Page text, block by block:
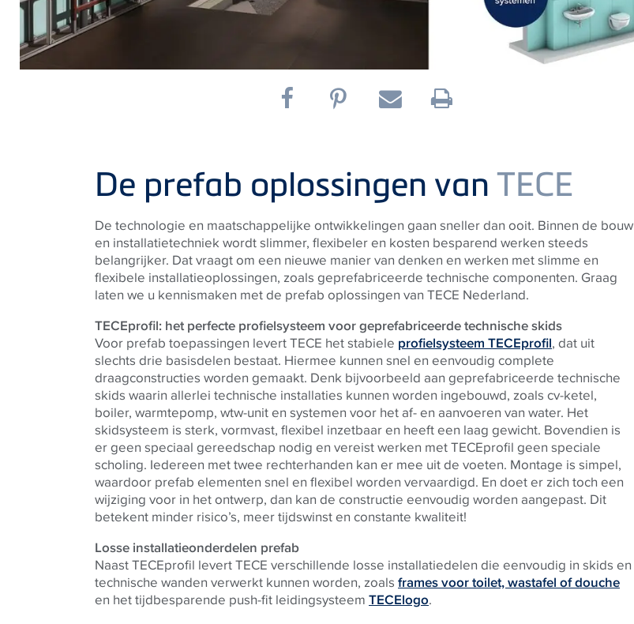
De prefab oplossingen vanTECE
De technologie en maatschappelijke ontwikkelingen gaan sneller dan ooit. Binnen de bouw
en installatietechniek wordt slimmer, flexibeler en kosten besparend werken steeds
belangrijker. Dat vraagt om een nieuwe manier van denken en werken met slimme en
flexibele installatieoplossingen, zoals geprefabriceerde technische componenten. Graag
laten we u kennismaken met de prefab oplossingen van TECE Nederland.
TECEprofil: het perfecte profielsysteem voor geprefabriceerde technische skids
Voor prefab toepassingen levertTECE het stabiele profielsysteem TECEprofil, dat uit
slechts drie basisdelen bestaat. Hiermee kunnen snel en eenvoudig complete
draagconstructies worden gemaakt. Denk bijvoorbeeld aan geprefabriceerde technische
skids waarin allerlei technische installaties kunnen worden ingebouwd, zoals cv-ketel,
boiler, warmtepomp, wtw-unit en systemen voor het af- en aanvoeren van water. Het
skidsysteem is sterk, vormvast, flexibel inzetbaar en heeft een laag gewicht. Bovendien is
er geen speciaal gereedschap nodig en vereist werken metTECEprofil geen speciale
scholing. Iedereen met twee rechterhanden kan er mee uit de voeten. Montage is simpel,
waardoor prefab elementen snel en flexibel worden vervaardigd. En doet er zich toch een
wijziging voor in het ontwerp, dan kan de constructie eenvoudig worden aangepast. Dit
betekent minder risico’s, meer tijdswinst en constante kwaliteit!
Losse installatieonderdelen prefab
NaastTECEprofil levertTECE verschillende losse installatiedelen die eenvoudig in skids en
technische wanden verwerkt kunnen worden, zoals frames voor toilet, wastafel of douche
en het tijdbesparende push-fit leidingsysteem TECElogo.